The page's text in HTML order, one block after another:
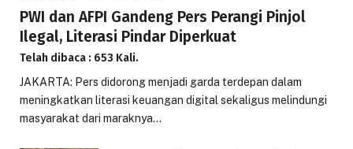
PWI dan AFPI Gandeng Pers Perangi Pinjol
Ilegal, Literasi Pindar Diperkuat
Telah dibaca : 653 Kali.
JAKARTA: Pers didorong menjadi garda terdepan dalam
meningkatkan literasi keuangan digital sekaligus melindungi
masyarakat dari maraknya…